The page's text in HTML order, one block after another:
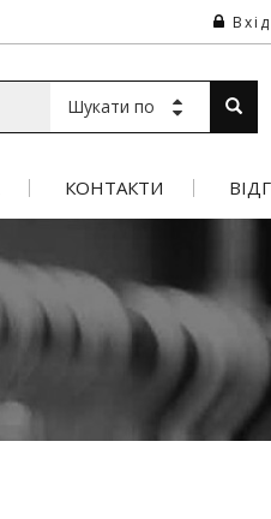
Вхід
Шукати по
КОНТАКТИ